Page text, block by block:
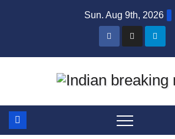
Sun. Aug 9th, 2026